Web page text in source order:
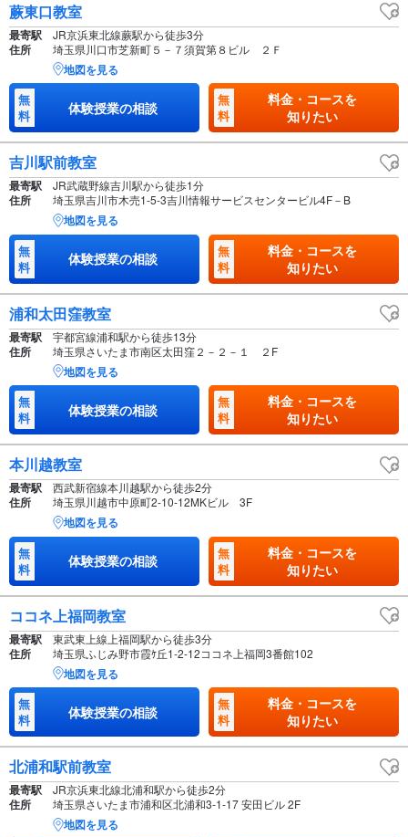
蕨東口教室
最寄駅 JR京浜東北線蕨駅から徒歩3分
住所 埼玉県川口市芝新町５－７須賀第８ビル ２Ｆ
地図を見る
無
料
体験授業の相談
無
料
料金・コースを
知りたい
吉川駅前教室
最寄駅 JR武蔵野線吉川駅から徒歩1分
住所 埼玉県吉川市木売1-5-3吉川情報サービスセンタービル4F－B
地図を見る
無
料
体験授業の相談
無
料
料金・コースを
知りたい
浦和太田窪教室
最寄駅 宇都宮線浦和駅から徒歩13分
住所 埼玉県さいたま市南区太田窪２－２－１ ２F
地図を見る
無
料
体験授業の相談
無
料
料金・コースを
知りたい
本川越教室
最寄駅 西武新宿線本川越駅から徒歩2分
住所 埼玉県川越市中原町2-10-12MKビル 3F
地図を見る
無
料
体験授業の相談
無
料
料金・コースを
知りたい
ココネ上福岡教室
最寄駅 東武東上線上福岡駅から徒歩3分
住所 埼玉県ふじみ野市霞ｹ丘1-2-12ココネ上福岡3番館102
地図を見る
無
料
体験授業の相談
無
料
料金・コースを
知りたい
北浦和駅前教室
最寄駅 JR京浜東北線北浦和駅から徒歩2分
住所 埼玉県さいたま市浦和区北浦和3-1-17 安田ビル 2F
地図を見る